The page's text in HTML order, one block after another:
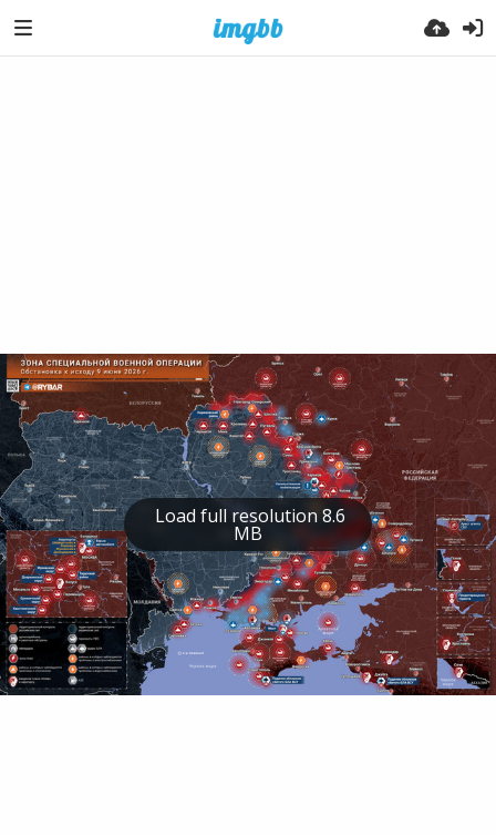
Load full resolution 8.6
MB